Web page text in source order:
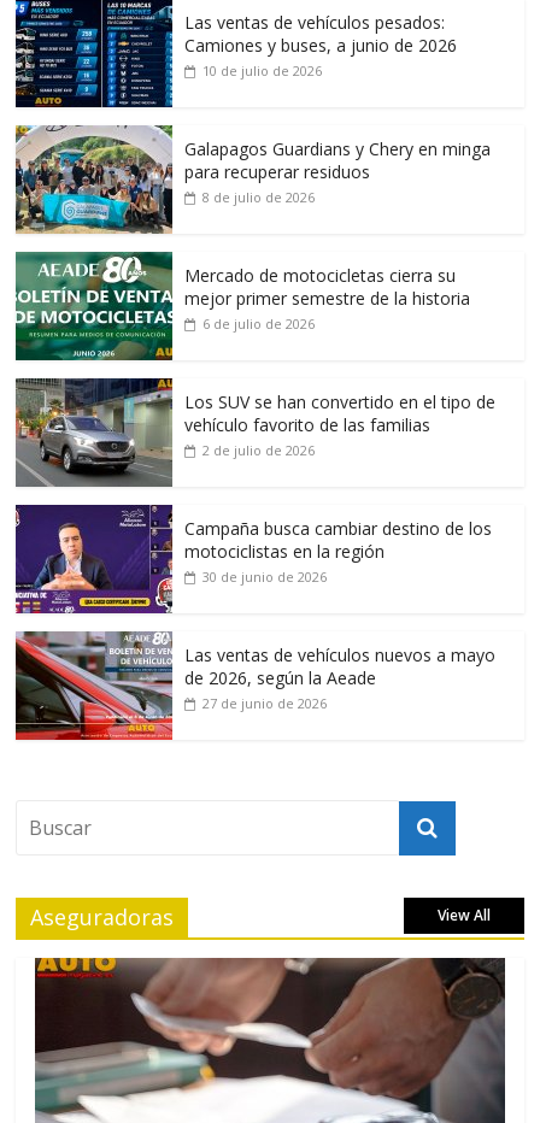
Las ventas de vehículos pesados:
Camiones y buses, a junio de 2026
10 de julio de 2026
Galapagos Guardians y Chery en minga
para recuperar residuos
8 de julio de 2026
Mercado de motocicletas cierra su
mejor primer semestre de la historia
6 de julio de 2026
Los SUV se han convertido en el tipo de
vehículo favorito de las familias
2 de julio de 2026
Campaña busca cambiar destino de los
motociclistas en la región
30 de junio de 2026
Las ventas de vehículos nuevos a mayo
de 2026, según la Aeade
27 de junio de 2026
Aseguradoras View All